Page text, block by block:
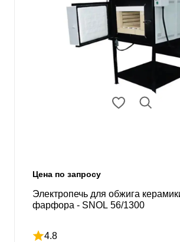
Цена по запросу
Электропечь для обжига
фарфора - SNOL 56/1300
4.8